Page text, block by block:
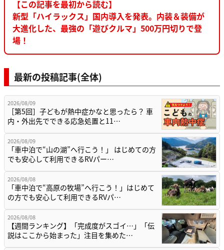
【この記事を最初から読む】
新型「ハイラックス」国内導入を発表。内装＆装備が
大進化した、最強の「遊びクルマ」500万円切りで登
場！
最新の投稿記事(全体)
2026/08/09
［第5回］子どもが熱中症かなと思ったら？ 車
内・外出先でできる応急処置と11…
2026/08/09
「車中泊で“山の湖”へ行こう！」 はじめての方
でも安心して利用できるRVパー…
2026/08/08
「車中泊で“高原の牧場”へ行こう！」はじめて
の方でも安心して利用できるRVパ…
2026/08/08
【週間ランキング】「完成度がスゴイ…」「伝
説はここから始まった」注目を集めた…